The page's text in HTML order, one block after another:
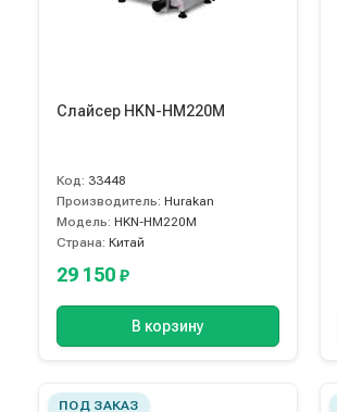
Слайсер HKN-HM220M
Код: 33448
Производитель: Hurakan
Модель: HKN-HM220M
Страна: Китай
29 150 ₽
В корзину
ПОД ЗАКАЗ